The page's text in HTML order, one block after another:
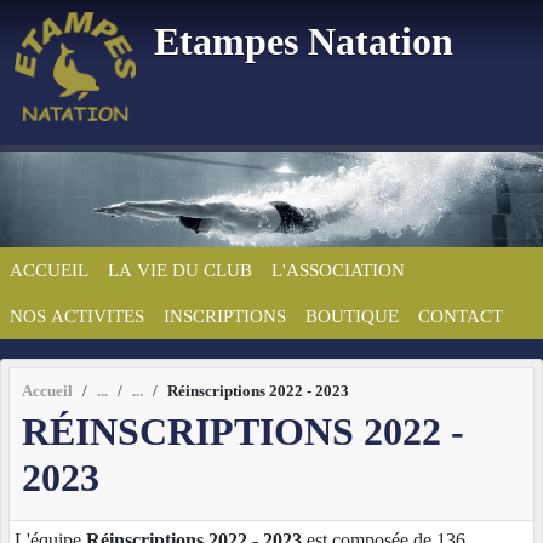
Etampes Natation
ACCUEIL LA VIE DU CLUB L'ASSOCIATION
NOS ACTIVITES INSCRIPTIONS BOUTIQUE CONTACT
Accueil Réinscriptions 2022 - 2023
RÉINSCRIPTIONS 2022 -
2023
Panneau de gestion des cookies